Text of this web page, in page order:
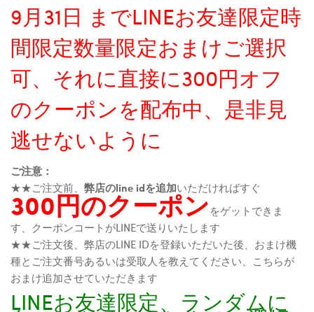
9月31日 までLINEお友達限定時
間限定数量限定おまけご選択
可、それに直接に300円オフ
のクーポンを配布中、是非見
逃せないように
ご注意：
★★ご注文前、 弊店のline idを追加いただければすぐ
300円のクーポンをゲットできま
す、クーポンコートがLINEで送りいたします
★★ご注文後、弊店のLINE IDを登録いただいた後、おまけ機
種とご注文番号あるいは受取人を教えてください、こちらが
おまけ追加させていただきます
LINEお友達限定、ランダムに